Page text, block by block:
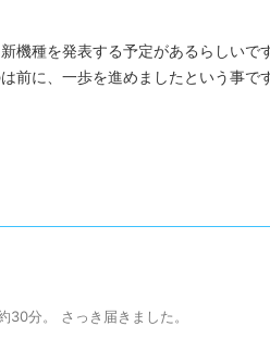
機種を発表する予定があるらしいです
前に、一歩を進めましたという事で
30分。 さっき届きました。